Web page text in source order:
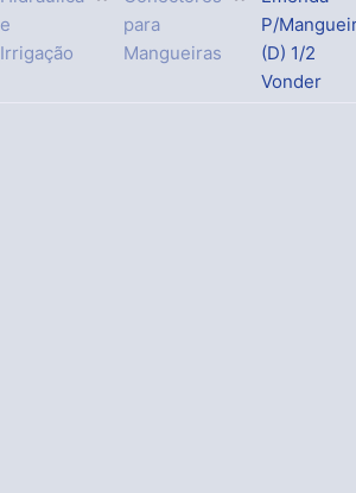
e
Irrigação
para
Mangueiras
P/
(D) 1/2
Vonder